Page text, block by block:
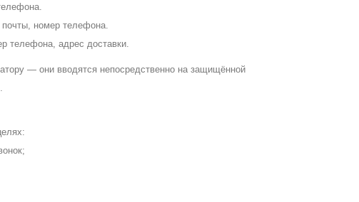
номер телефона.
телефона, адрес доставки.
— они вводятся непосредственно на защищённой